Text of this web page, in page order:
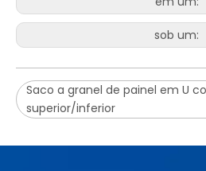
sob um:
Saco a granel de painel em U
superior/inferior